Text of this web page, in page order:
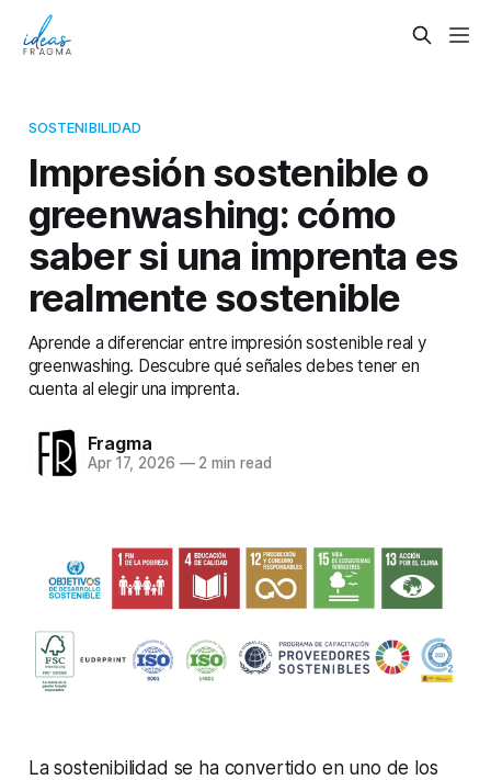
SOSTENIBILIDAD
Impresión sostenible o
greenwashing: cómo
saber si una imprenta es
realmente sostenible
Aprende a diferenciar entre impresión sostenible real y
greenwashing. Descubre qué señales debes tener en
cuenta al elegir una imprenta.
Fragma
Apr 17, 2026 —2 min read
La sostenibilidad se ha convertido en uno de los